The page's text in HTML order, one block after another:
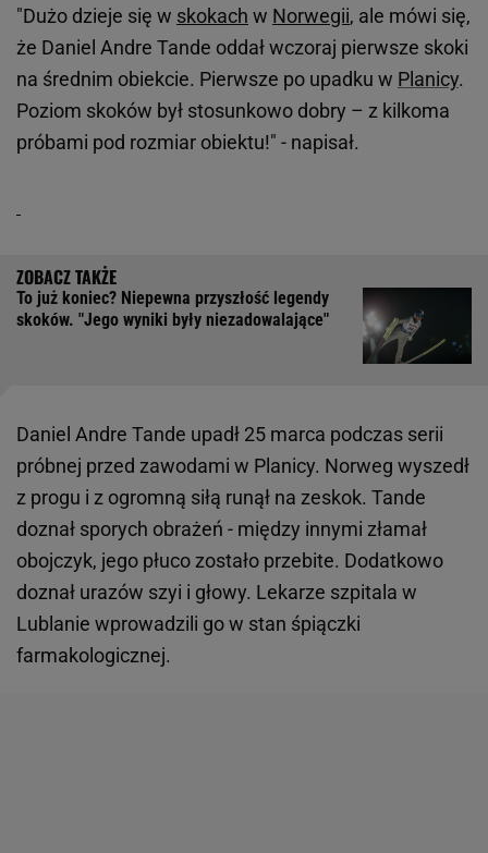
"Dużo dzieje się w skokach w Norwegii, ale mówi się,
że Daniel Andre Tande oddał wczoraj pierwsze skoki
na średnim obiekcie. Pierwsze po upadku w Planicy.
Poziom skoków był stosunkowo dobry – z kilkoma
próbami pod rozmiar obiektu!" - napisał.
To już koniec? Niepewna przyszłość legendy
skoków. "Jego wyniki były niezadowalające"
Daniel Andre Tande upadł 25 marca podczas serii
próbnej przed zawodami w Planicy. Norweg wyszedł
z progu i z ogromną siłą runął na zeskok. Tande
doznał sporych obrażeń - między innymi złamał
obojczyk, jego płuco zostało przebite. Dodatkowo
doznał urazów szyi i głowy. Lekarze szpitala w
Lublanie wprowadzili go w stan śpiączki
farmakologicznej.